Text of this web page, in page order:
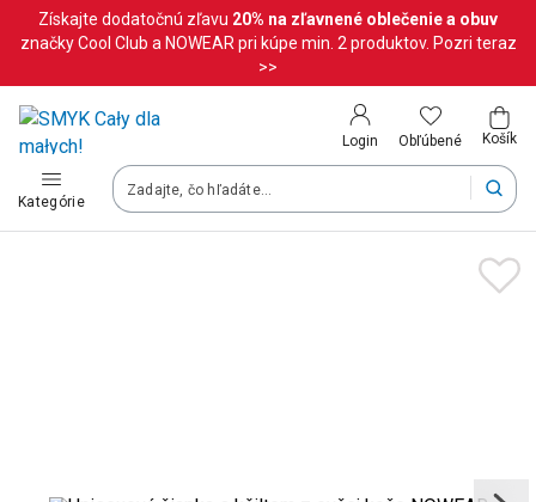
Získajte dodatočnú zľavu 20% na zľavnené oblečenie a obuv
značky Cool Club a NOWEAR pri kúpe min. 2 produktov. Pozri teraz
>>
Login Obľúbené Košík
Kategórie
Krajina a jazyk
Vyberte krajinu
Slovenská republika (Slovenský)
Vaše objednávky doručíme na území vybranej krajiny.